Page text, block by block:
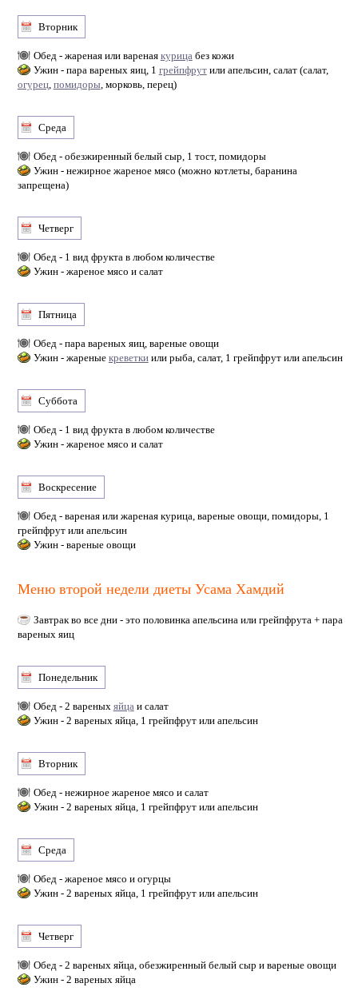
Вторник
Обед - жареная или вареная курица без кожи
Ужин - пара вареных яиц, 1 грейпфрутили апельсин, салат (салат,
огурец, помидоры, морковь, перец)
Среда
Обед - обезжиренный белый сыр, 1 тост, помидоры
Ужин - нежирное жареное мясо (можно котлеты, баранина
запрещена)
Четверг
Обед - 1 вид фрукта в любом количестве
Ужин - жареное мясо и салат
Пятница
Обед - пара вареных яиц, вареные овощи
Ужин - жареные креветкиили рыба, салат, 1 грейпфрут или апельсин
Суббота
Обед - 1 вид фрукта в любом количестве
Ужин - жареное мясо и салат
Воскресение
Обед - вареная или жареная курица, вареные овощи, помидоры, 1
грейпфрут или апельсин
Ужин - вареные овощи
Меню второй недели диеты Усама Хамдий
Завтрак во все дни - это половинка апельсина или грейпфрута + пара
вареных яиц
Понедельник
Обед - 2 вареных яйца и салат
Ужин - 2 вареных яйца, 1 грейпфрут или апельсин
Вторник
Обед - нежирное жареное мясо и салат
Ужин - 2 вареных яйца, 1 грейпфрут или апельсин
Среда
Обед - жареное мясо и огурцы
Ужин - 2 вареных яйца, 1 грейпфрут или апельсин
Четверг
Обед - 2 вареных яйца, обезжиренный белый сыр и вареные овощи
Ужин - 2 вареных яйца